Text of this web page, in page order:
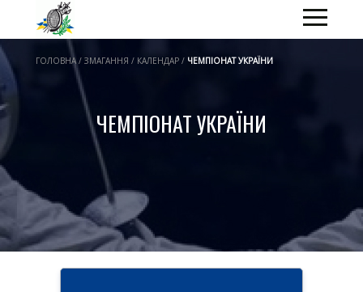
ГОЛОВНА / ЗМАГАННЯ / КАЛЕНДАР / ЧЕМПІОНАТ УКРАЇНИ
ЧЕМПІОНАТ УКРАЇНИ